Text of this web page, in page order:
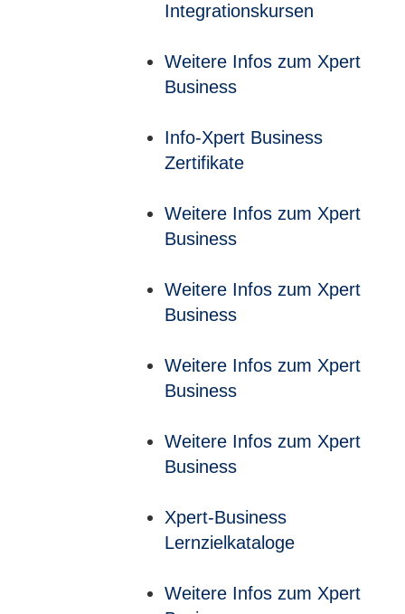
Integrationskursen
Weitere Infos zum Xpert
Business
Info-Xpert Business
Zertifikate
Weitere Infos zum Xpert
Business
Weitere Infos zum Xpert
Business
Weitere Infos zum Xpert
Business
Weitere Infos zum Xpert
Business
Xpert-Business
Lernzielkataloge
Weitere Infos zum Xpert